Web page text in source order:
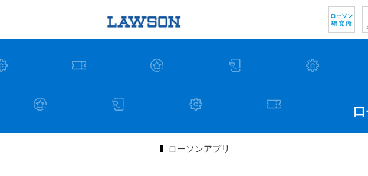
ローソンアプリ